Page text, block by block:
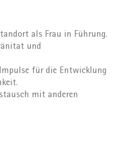
als Frau in Führung.
und
für die Entwicklung
mit anderen